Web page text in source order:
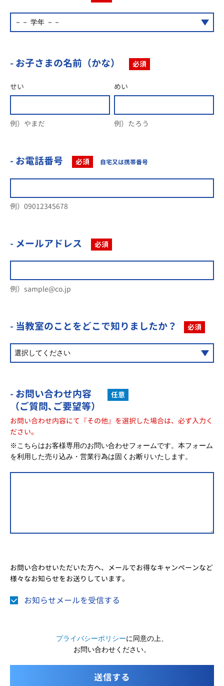
- お子さまの名前（かな） 必須
せい
例）やまだ
めい
例）たろう
- お電話番号 必須 自宅又は携帯番号
例）09012345678
- メールアドレス 必須
例）sample@co.jp
- 当教室のことをどこで知りましたか？ 必須
- お問い合わせ内容
（ご質問､ご要望等）
任意
お問い合わせ内容にて『その他』を選択した場合は、必ず入力く
ださい。
※こちらはお客様専用のお問い合わせフォームです。本フォーム
を利用した売り込み・営業行為は固くお断りいたします。
お問い合わせいただいた方へ、メールでお得なキャンペーンなど
様々なお知らせをお送りしています。
お知らせメールを受信する
プライバシーポリシーに同意の上、
お問い合わせください。